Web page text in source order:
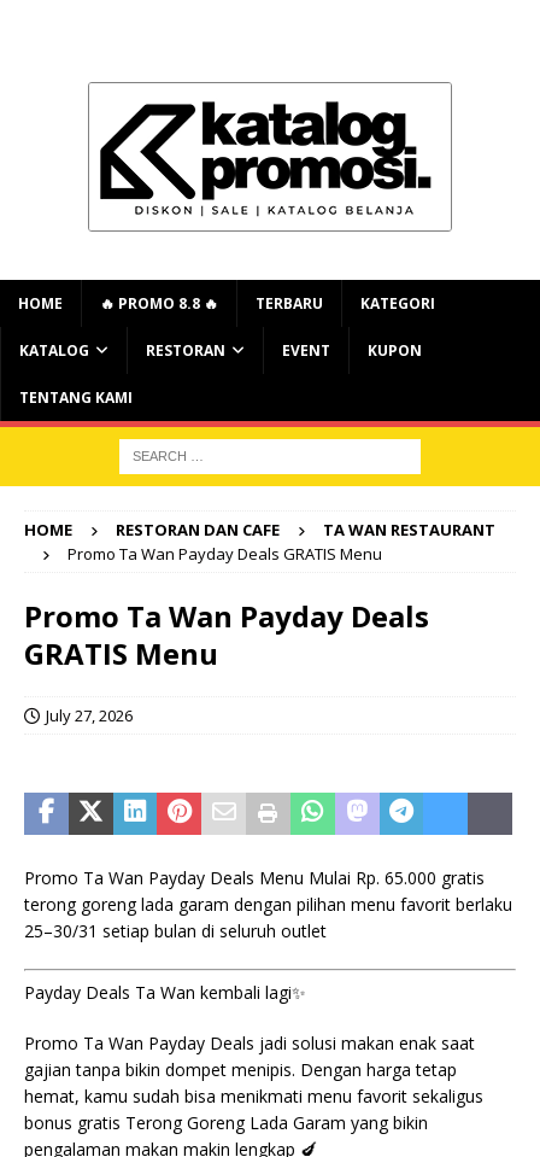
HOME 🔥 PROMO 8.8 🔥 TERBARU KATEGORI
KATALOG RESTORAN EVENT KUPON
TENTANG KAMI
HOME RESTORAN DAN CAFE
TA WAN RESTAURANT
Promo Ta Wan Payday Deals GRATIS Menu
Promo Ta Wan Payday Deals
GRATIS Menu
July 27, 2026
Promo Ta Wan Payday Deals Menu Mulai Rp. 65.000 gratis
terong goreng lada garam dengan pilihan menu favorit berlaku
25–30/31 setiap bulan di seluruh outlet
Payday Deals Ta Wan kembali lagi✨️
Promo Ta Wan Payday Deals jadi solusi makan enak saat
gajian tanpa bikin dompet menipis. Dengan harga tetap
hemat, kamu sudah bisa menikmati menu favorit sekaligus
bonus gratis Terong Goreng Lada Garam yang bikin
pengalaman makan makin lengkap 🍆